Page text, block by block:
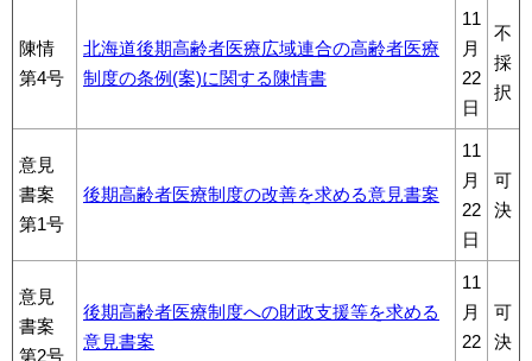
陳情
第4号
北海道後期高齢者医療広域連合の高齢者医療
制度の条例(案)に関する陳情書
11
月
22
日
不
採
択
意見
書案
第1号
後期高齢者医療制度の改善を求める意見書案
11
月
22
日
可
決
意見
書案
第2号
後期高齢者医療制度への財政支援等を求める
意見書案
11
月
22
可
決